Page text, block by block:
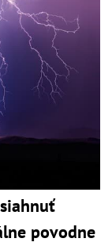
povodne